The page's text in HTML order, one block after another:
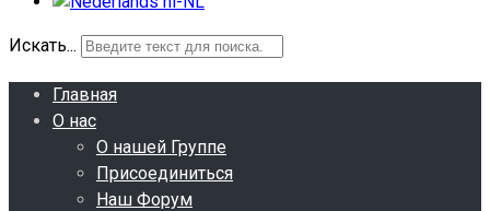
Искать...
Главная
О нас
О нашей Группе
Присоединиться
Наш Форум